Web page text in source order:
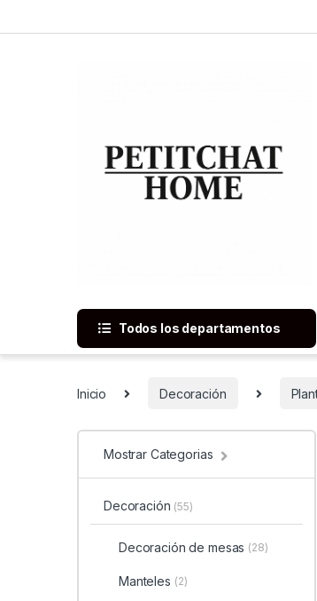
Todos los departamentos
Inicio Decoración
Mostrar Categorias
Decoración (55)
Decoración de mesas (28)
Manteles (2)